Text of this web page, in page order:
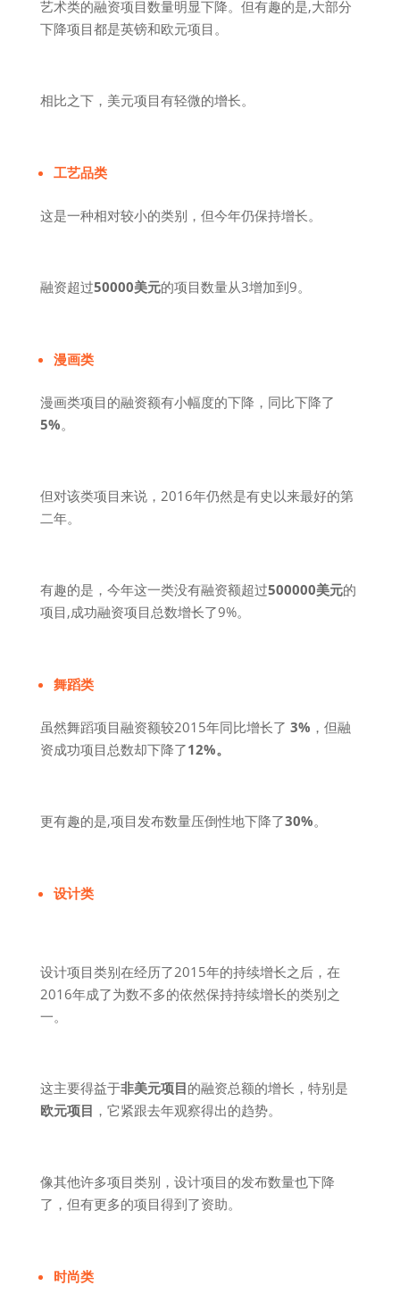
艺术类的融资项目数量明显下降。但有趣的是,大部分
下降项目都是英镑和欧元项目。
相比之下，美元项目有轻微的增长。
工艺品类
这是一种相对较小的类别，但今年仍保持增长。
融资超过50000美元的项目数量从3增加到9。
漫画类
漫画类项目的融资额有小幅度的下降，同比下降了
5%。
但对该类项目来说，2016年仍然是有史以来最好的第
二年。
有趣的是，今年这一类没有融资额超过500000美元的
项目,成功融资项目总数增长了9%。
舞蹈类
虽然舞蹈项目融资额较2015年同比增长了 3% ，但融
资成功项目总数却下降了12%。
更有趣的是,项目发布数量压倒性地下降了30%。
设计类
设计项目类别在经历了2015年的持续增长之后，在
2016年成了为数不多的依然保持持续增长的类别之
一。
这主要得益于非美元项目的融资总额的增长，特别是
欧元项目 ，它紧跟去年观察得出的趋势。
像其他许多项目类别，设计项目的发布数量也下降
了，但有更多的项目得到了资助。
时尚类